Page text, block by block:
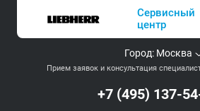
Сервисный
центр
Город: Москва
Прием заявок и консультация
+7 (495) 137-